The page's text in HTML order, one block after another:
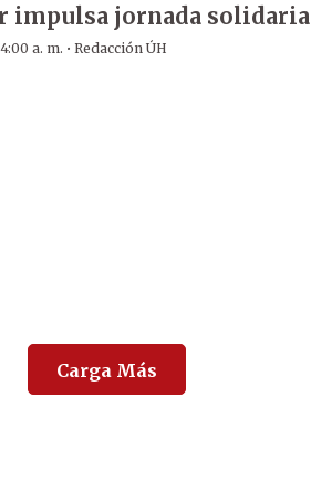
impulsa jornada solidaria
a. m. ·Redacción ÚH
Carga Más